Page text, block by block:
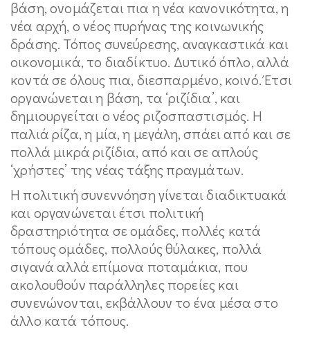
βάση, ονομάζεται πια η νέα κανονικότητα, η
νέα αρχή, ο νέος πυρήνας της κοινωνικής
δράσης. Τόπος συνεύρεσης, αναγκαστικά και
οικονομικά, το διαδίκτυο. Δυτικό όπλο, αλλά
κοντά σε όλους πια, διεσπαρμένο, κοινό. Έτσι
οργανώνεται η βάση, τα ‘ριζίδια’, και
δημιουργείται ο νέος ριζοσπαστισμός. Η
παλιά ρίζα, η μία, η μεγάλη, σπάει από και σε
πολλά μικρά ριζίδια, από και σε απλούς
‘χρήστες’ της νέας τάξης πραγμάτων.
Η πολιτική συνεννόηση γίνεται διαδικτυακά
και οργανώνεται έτσι πολιτική
δραστηριότητα σε ομάδες, πολλές κατά
τόπους ομάδες, πολλούς θύλακες, πολλά
σιγανά αλλά επίμονα ποταμάκια, που
ακολουθούν παράλληλες πορείες και
συνενώνονται, εκβάλλουν το ένα μέσα στο
άλλο κατά τόπους.